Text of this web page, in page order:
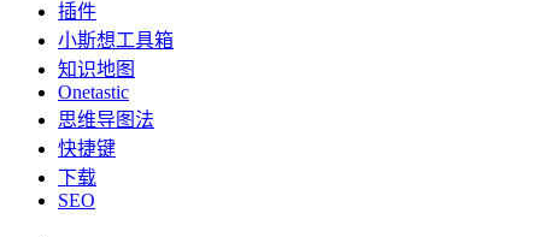
插件
小斯想工具箱
知识地图
Onetastic
思维导图法
快捷键
下载
SEO